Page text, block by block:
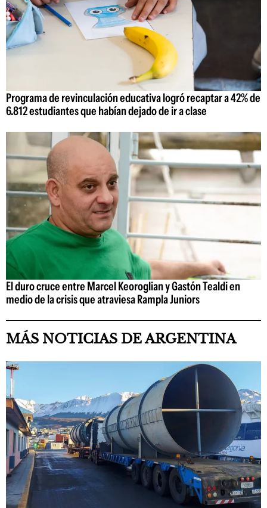
Programa de revinculación educativa logró recaptar a 42% de
6.812 estudiantes que habían dejado de ir a clase
El duro cruce entre Marcel Keoroglian y Gastón Tealdi en
medio de la crisis que atraviesa Rampla Juniors
MÁS NOTICIAS DE ARGENTINA